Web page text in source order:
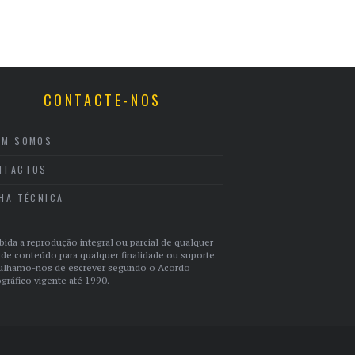
CONTACTE-NOS
SOMOS
TÉCNICA
a reprodução integral ou parcial de qualquer
conteúdo para qualquer finalidade ou suporte.
nos de escrever segundo o Acordo
vigente até 1990.